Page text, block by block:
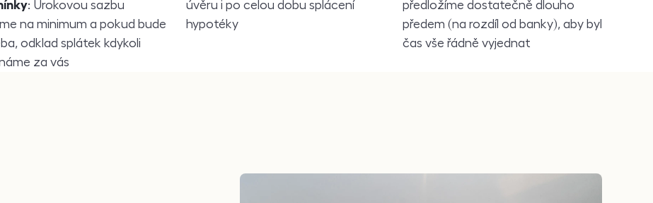
: Úrokovou sazbu
na minimum a pokud bude
odklad splátek kdykoli
za vás
úvěru i po celou dobu splácení
hypotéky
předložíme dostatečně dlouho
předem (na rozdíl od banky), aby byl
čas vše řádně vyjednat